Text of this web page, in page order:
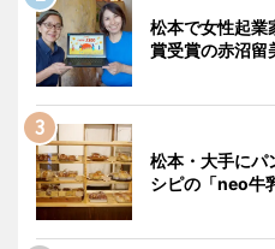
松本で女性起
賞受賞の赤沼留
松本・大手に
シピの「neo牛